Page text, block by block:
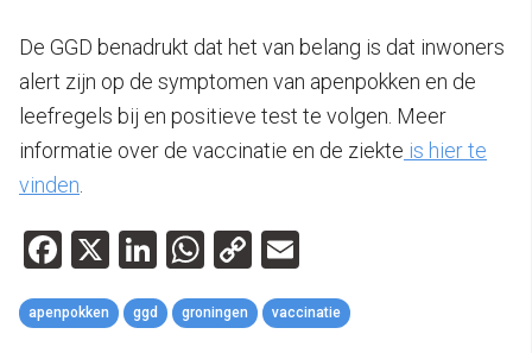
De GGD benadrukt dat het van belang is dat inwoners
alert zijn op de symptomen van apenpokken en de
leefregels bij en positieve test te volgen. Meer
informatie over de vaccinatie en de ziekte is hier te
vinden
Facebook
X LinkedIn
WhatsApp
Copy
Link
apenpokken ggd groningen vaccinatie